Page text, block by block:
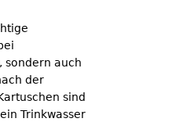
sondern auch
der
sind
Trinkwasser